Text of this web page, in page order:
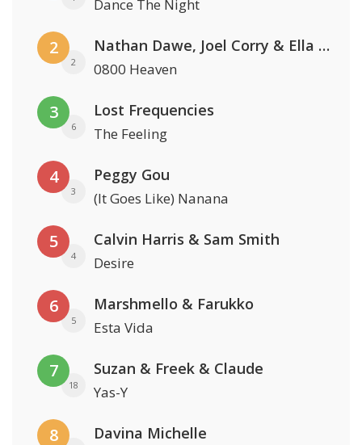
Dance The Night
2
2
Nathan Dawe, Joel Corry & Ella Henderson
0800 Heaven
3
6
Lost Frequencies
The Feeling
4
3
Peggy Gou
(It Goes Like) Nanana
5
4
Calvin Harris & Sam Smith
Desire
6
5
Marshmello & Farukko
Esta Vida
7
18
Suzan & Freek & Claude
Yas-Y
8 Davina Michelle